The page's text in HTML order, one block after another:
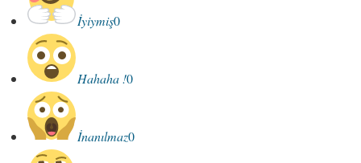
İyiymiş0
Hahaha !0
İnanılmaz0